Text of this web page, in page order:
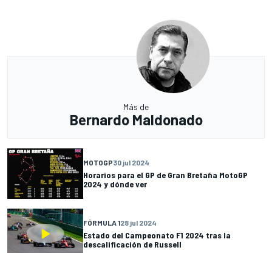
Más de
Bernardo Maldonado
MOTOGP30 jul 2024
Horarios para el GP de Gran Bretaña MotoGP
2024 y dónde ver
FÓRMULA 128 jul 2024
Estado del Campeonato F1 2024 tras la
descalificación de Russell